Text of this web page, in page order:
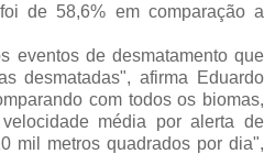
de 58,6% em comparação a
eventos de desmatamento que
desmatadas", afirma Eduardo
com todos os biomas,
média por alerta de
mil metros quadrados por dia",